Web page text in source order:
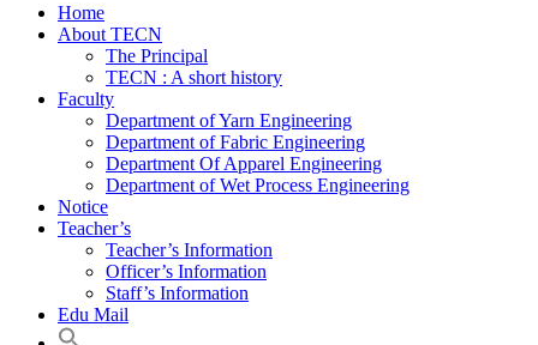
Home
About TECN
The Principal
TECN : A short history
Faculty
Department of Yarn Engineering
Department of Fabric Engineering
Department Of Apparel Engineering
Department of Wet Process Engineering
Notice
Teacher’s
Teacher’s Information
Officer’s Information
Staff’s Information
Edu Mail